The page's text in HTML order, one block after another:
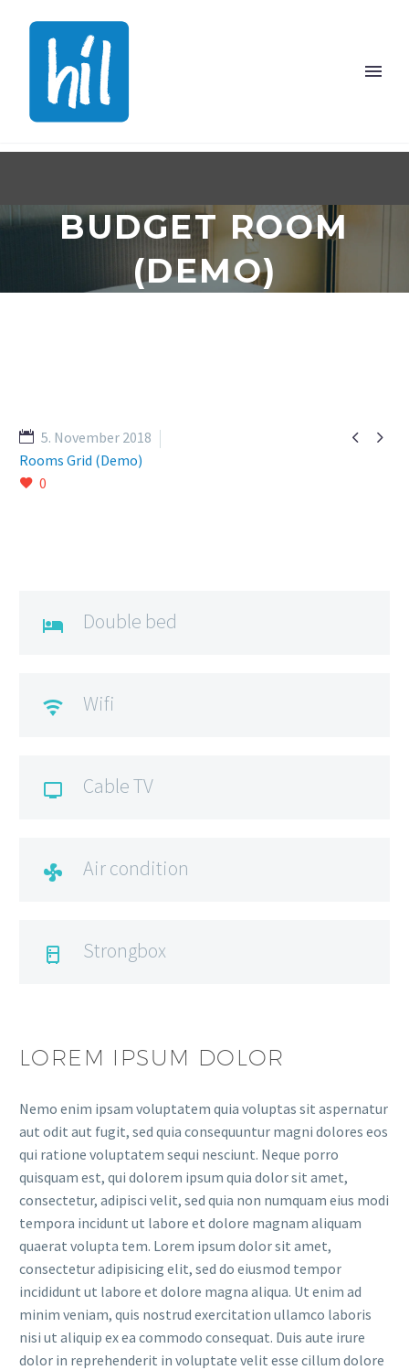
BUDGET ROOM
(DEMO)
 
5. November 2018
Rooms Grid (Demo)
0
 Double bed
 Wifi
 Cable TV
 Air condition
 Strongbox
LOREM IPSUM DOLOR
Nemo enim ipsam voluptatem quia voluptas sit aspernatur
aut odit aut fugit, sed quia consequuntur magni dolores eos
qui ratione voluptatem sequi nesciunt. Neque porro
quisquam est, qui dolorem ipsum quia dolor sit amet,
consectetur, adipisci velit, sed quia non numquam eius modi
tempora incidunt ut labore et dolore magnam aliquam
quaerat volupta tem. Lorem ipsum dolor sit amet,
consectetur adipisicing elit, sed do eiusmod tempor
incididunt ut labore et dolore magna aliqua. Ut enim ad
minim veniam, quis nostrud exercitation ullamco laboris
nisi ut aliquip ex ea commodo consequat. Duis aute irure
dolor in reprehenderit in voluptate velit esse cillum dolore